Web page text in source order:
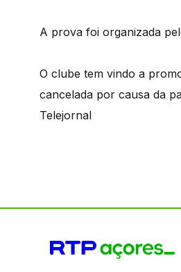
A prova foi organizada
O clube tem vindo a
cancelada por causa da
Telejornal